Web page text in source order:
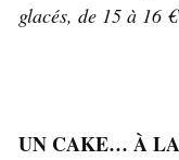
glacés, de 15 à 16 €
UN CAKE… À